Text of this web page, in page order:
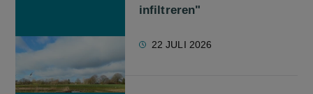
infiltreren"
22 JULI 2026